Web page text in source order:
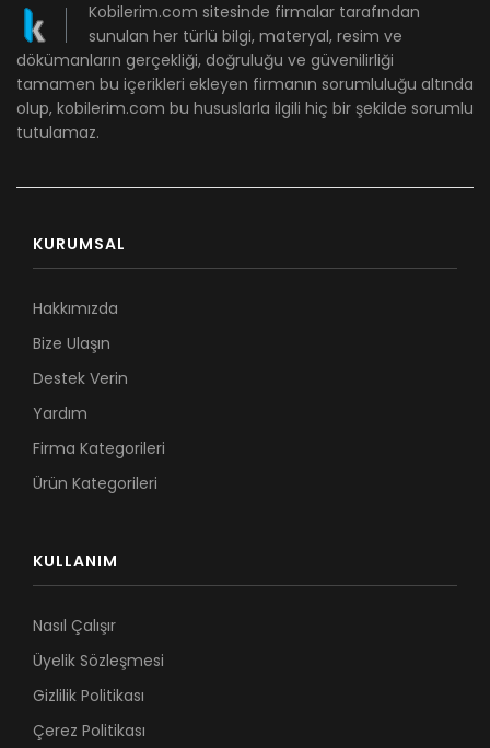
Kobilerim.com sitesinde firmalar tarafından
sunulan her türlü bilgi, materyal, resim ve
dökümanların gerçekliği, doğruluğu ve güvenilirliği
tamamen bu içerikleri ekleyen firmanın sorumluluğu altında
olup, kobilerim.com bu hususlarla ilgili hiç bir şekilde sorumlu
tutulamaz.
KURUMSAL
Hakkımızda
Bize Ulaşın
Destek Verin
Yardım
Firma Kategorileri
Ürün Kategorileri
KULLANIM
Nasıl Çalışır
Üyelik Sözleşmesi
Gizlilik Politikası
Çerez Politikası